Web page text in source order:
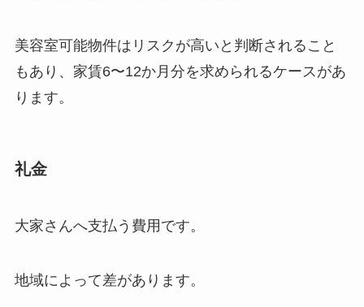
美容室可能物件はリスクが高いと判断されること
もあり、家賃6〜12か月分を求められるケースがあ
ります。
礼金
大家さんへ支払う費用です。
地域によって差があります。